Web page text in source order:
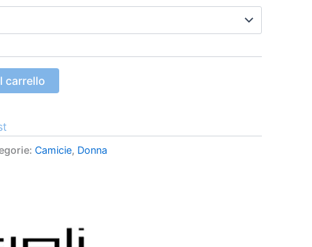
carrello
Camicie, Donna